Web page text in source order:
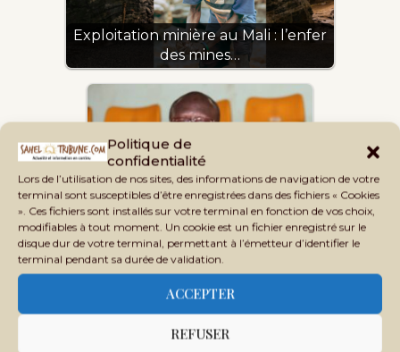
Politique de
confidentialité
Lors de l’utilisation de nos sites, des informations de navigation de votre
terminal sont susceptibles d’être enregistrées dans des fichiers « Cookies
». Ces fichiers sont installés sur votre terminal en fonction de vos choix,
modifiables à tout moment. Un cookie est un fichier enregistré sur le
disque dur de votre terminal, permettant à l’émetteur d’identifier le
terminal pendant sa durée de validation.
ACCEPTER
REFUSER
Exploitation minière au Mali : l’enfer
des mines…
Abdoulaye Sissoko, directeur
de L’EGI-SUP : « Les…